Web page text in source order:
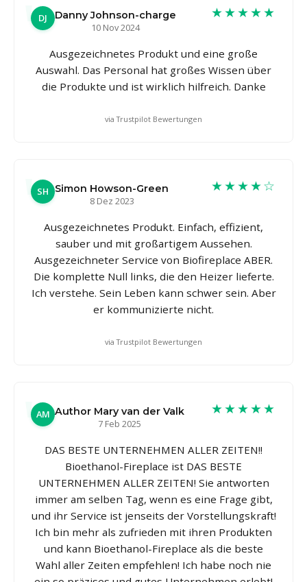
DJ
Danny Johnson-charge
10 Nov 2024
★★★★★
Ausgezeichnetes Produkt und eine große
Auswahl. Das Personal hat großes Wissen über
die Produkte und ist wirklich hilfreich. Danke
via Trustpilot Bewertungen
SH Simon Howson-Green
8 Dez 2023
★★★★☆
Ausgezeichnetes Produkt. Einfach, effizient,
sauber und mit großartigem Aussehen.
Ausgezeichneter Service von Biofireplace ABER.
Die komplette Null links, die den Heizer lieferte.
Ich verstehe. Sein Leben kann schwer sein. Aber
er kommunizierte nicht.
via Trustpilot Bewertungen
AM Author Mary van der Valk
7 Feb 2025
★★★★★
DAS BESTE UNTERNEHMEN ALLER ZEITEN!!
Bioethanol-Fireplace ist DAS BESTE
UNTERNEHMEN ALLER ZEITEN! Sie antworten
immer am selben Tag, wenn es eine Frage gibt,
und ihr Service ist jenseits der Vorstellungskraft!
Ich bin mehr als zufrieden mit ihren Produkten
und kann Bioethanol-Fireplace als die beste
Wahl aller Zeiten empfehlen! Ich habe noch nie